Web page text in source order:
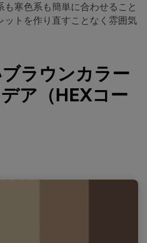
も寒色系も簡単に合わせること
ットを作り直すことなく雰囲気
ラウンカラー
ア（HEXコー